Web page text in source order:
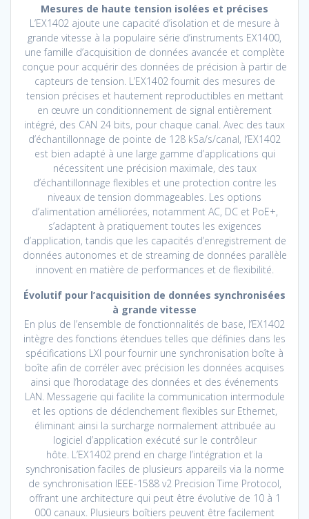
Mesures de haute tension isolées et précises
L’EX1402 ajoute une capacité d’isolation et de mesure à
grande vitesse à la populaire série d’instruments EX1400,
une famille d’acquisition de données avancée et complète
conçue pour acquérir des données de précision à partir de
capteurs de tension. L’EX1402 fournit des mesures de
tension précises et hautement reproductibles en mettant
en œuvre un conditionnement de signal entièrement
intégré, des CAN 24 bits, pour chaque canal. Avec des taux
d’échantillonnage de pointe de 128 kSa/s/canal, l’EX1402
est bien adapté à une large gamme d’applications qui
nécessitent une précision maximale, des taux
d’échantillonnage flexibles et une protection contre les
niveaux de tension dommageables. Les options
d’alimentation améliorées, notamment AC, DC et PoE+,
s’adaptent à pratiquement toutes les exigences
d’application, tandis que les capacités d’enregistrement de
données autonomes et de streaming de données parallèle
innovent en matière de performances et de flexibilité.
Évolutif pour l’acquisition de données synchronisées
à grande vitesse
En plus de l’ensemble de fonctionnalités de base, l’EX1402
intègre des fonctions étendues telles que définies dans les
spécifications LXI pour fournir une synchronisation boîte à
boîte afin de corréler avec précision les données acquises
ainsi que l’horodatage des données et des événements
LAN. Messagerie qui facilite la communication intermodule
et les options de déclenchement flexibles sur Ethernet,
éliminant ainsi la surcharge normalement attribuée au
logiciel d’application exécuté sur le contrôleur
hôte. L’EX1402 prend en charge l’intégration et la
synchronisation faciles de plusieurs appareils via la norme
de synchronisation IEEE-1588 v2 Precision Time Protocol,
offrant une architecture qui peut être évolutive de 10 à 1
000 canaux. Plusieurs boîtiers peuvent être facilement